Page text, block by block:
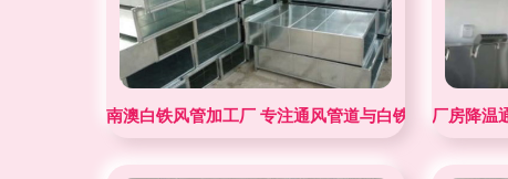
南澳白铁风管加工厂 专注通风管道与白铁通风设备定制
厂房降温